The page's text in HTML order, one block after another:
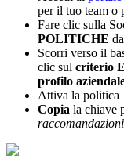
per il tuo team o
Fare clic sulla
POLITICHE
Scorri verso il
clic sul criterio
profilo
Attiva la politica
Copia la chiave
raccomandazioni